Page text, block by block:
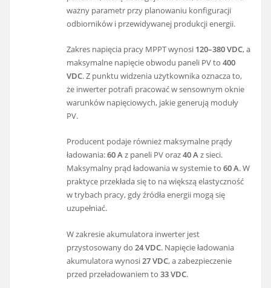
ważny parametr przy planowaniu konfiguracji
odbiorników i przewidywanej produkcji energii.
Zakres napięcia pracy MPPT wynosi 120–380 VDC, a
maksymalne napięcie obwodu paneli PV to400
VDC. Z punktu widzenia użytkownika oznacza to,
że inwerter potrafi pracować w sensownym oknie
warunków napięciowych, jakie generują moduły
PV.
Producent podaje również maksymalne prądy
ładowania:60 Az paneli PV oraz40 Az sieci.
Maksymalny prąd ładowania w systemie to60 A. W
praktyce przekłada się to na większą elastyczność
w trybach pracy, gdy źródła energii mogą się
uzupełniać.
W zakresie akumulatora inwerter jest
przystosowany do 24 VDC. Napięcie ładowania
akumulatora wynosi 27 VDC, a zabezpieczenie
przed przeładowaniem to33 VDC.